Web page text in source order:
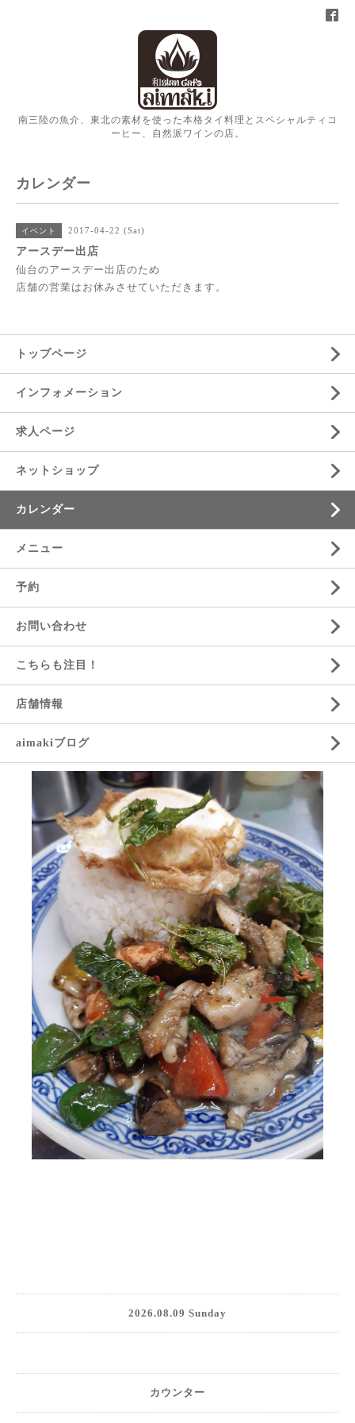
南三陸の魚介、東北の素材を使った本格タイ料理とスペシャルティコ
ーヒー、自然派ワインの店。
カレンダー
イベント 2017-04-22 (Sat)
アースデー出店
仙台のアースデー出店のため
店舗の営業はお休みさせていただきます。
トップページ
インフォメーション
求人ページ
ネットショップ
カレンダー
メニュー
予約
お問い合わせ
こちらも注目！
店舗情報
aimakiブログ
2026.08.09 Sunday
カウンター